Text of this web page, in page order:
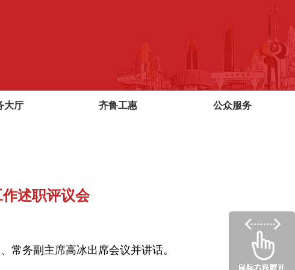
大厅 齐鲁工惠 公众服务
述职评议会
常务副主席高冰出席会议并讲话。